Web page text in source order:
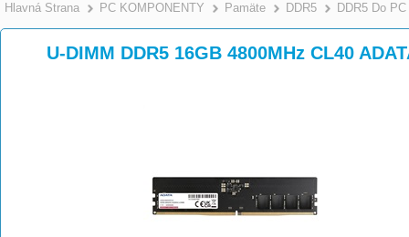
Hlavná Strana >
PC KOMPONENTY >
Pamäte >
DDR5 DDR5 Do PC
U-DIMM DDR5 16GB 4800MHz CL40